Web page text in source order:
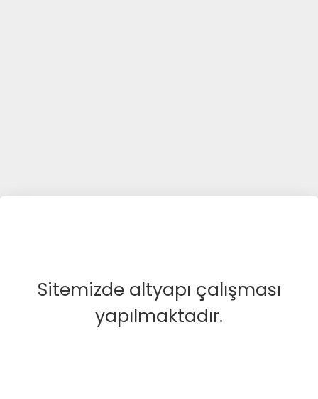
Sitemizde altyapı çalışması
yapılmaktadır.